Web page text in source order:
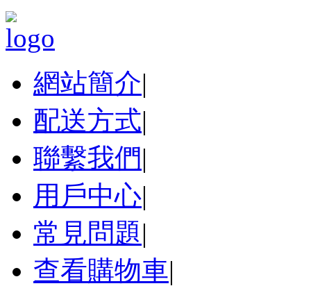
網站簡介|
配送方式|
聯繫我們|
用戶中心|
常見問題|
查看購物車|